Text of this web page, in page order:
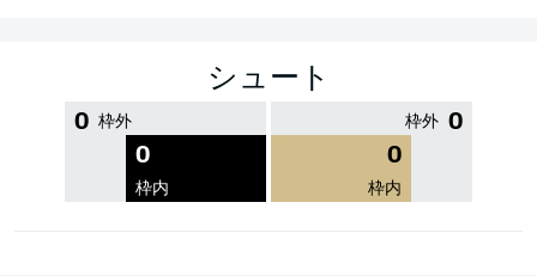
シュート
0 枠外
0
枠内
0
枠外
0
枠内